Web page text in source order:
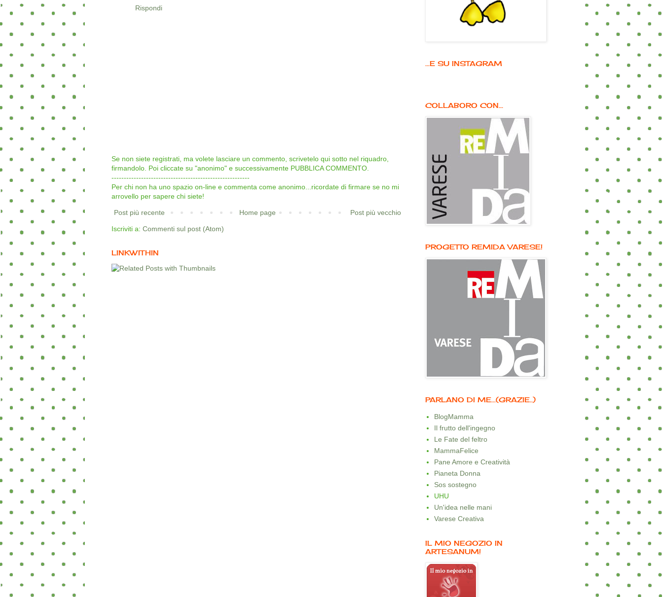
Rispondi
Se non siete registrati, ma volete lasciare un commento, scrivetelo qui sotto nel riquadro,
firmandolo. Poi cliccate su "anonimo" e successivamente PUBBLICA COMMENTO.
--------------------------------------------------------
Per chi non ha uno spazio on-line e commenta come anonimo...ricordate di firmare se no mi
arrovello per sapere chi siete!
Post più recente Post più vecchio
Home page
Iscriviti a: Commenti sul post (Atom)
LINKWITHIN
...E SU INSTAGRAM
COLLABORO CON...
PROGETTO REMIDA VARESE!
PARLANO DI ME...(GRAZIE..)
BlogMamma
Il frutto dell'ingegno
Le Fate del feltro
MammaFelice
Pane Amore e Creatività
Pianeta Donna
Sos sostegno
UHU
Un'idea nelle mani
Varese Creativa
IL MIO NEGOZIO IN
ARTESANUM!